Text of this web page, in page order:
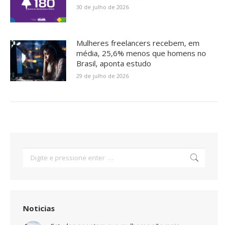
30 de julho de 2026
Mulheres freelancers recebem, em
média, 25,6% menos que homens no
Brasil, aponta estudo
29 de julho de 2026
Noticias